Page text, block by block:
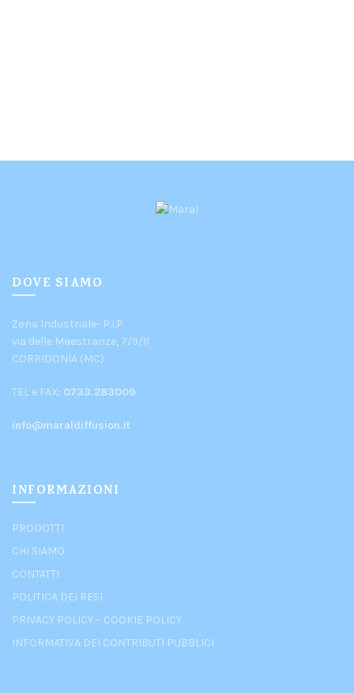
DOVE SIAMO
Zona Industriale- P.I.P
via delle Maestranze, 7/9/11
CORRIDONIA (MC)
TEL e FAX: 0733.283009
info@maraldiffusion.it
INFORMAZIONI
PRODOTTI
CHI SIAMO
CONTATTI
POLITICA DEI RESI
PRIVACY POLICY – COOKIE POLICY
INFORMATIVA DEI CONTRIBUTI PUBBLICI